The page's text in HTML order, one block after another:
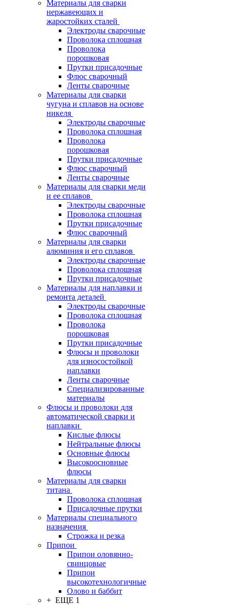
Материалы для сварки
нержавеющих и
жаростойких сталей
Электроды сварочные
Проволока сплошная
Проволока
порошковая
Прутки присадочные
Флюс сварочный
Ленты сварочные
Материалы для сварки
чугуна и сплавов на основе
никеля
Электроды сварочные
Проволока сплошная
Проволока
порошковая
Прутки присадочные
Флюс сварочный
Ленты сварочные
Материалы для сварки меди
и ее сплавов
Электроды сварочные
Проволока сплошная
Прутки присадочные
Флюс сварочный
Материалы для сварки
алюминия и его сплавов
Электроды сварочные
Проволока сплошная
Прутки присадочные
Материалы для наплавки и
ремонта деталей
Электроды сварочные
Проволока сплошная
Проволока
порошковая
Прутки присадочные
Флюсы и проволоки
для износостойкой
наплавки
Ленты сварочные
Специализированные
материалы
Флюсы и проволоки для
автоматической сварки и
наплавки
Кислые флюсы
Нейтральные флюсы
Основные флюсы
Высокоосновные
флюсы
Материалы для сварки
титана
Проволока сплошная
Присадочные прутки
Материалы специального
назначения
Строжка и резка
Припои
Припои оловянно-
свинцовые
Припои
высокотехнологичные
Олово и баббит
+ ЕЩЕ 1